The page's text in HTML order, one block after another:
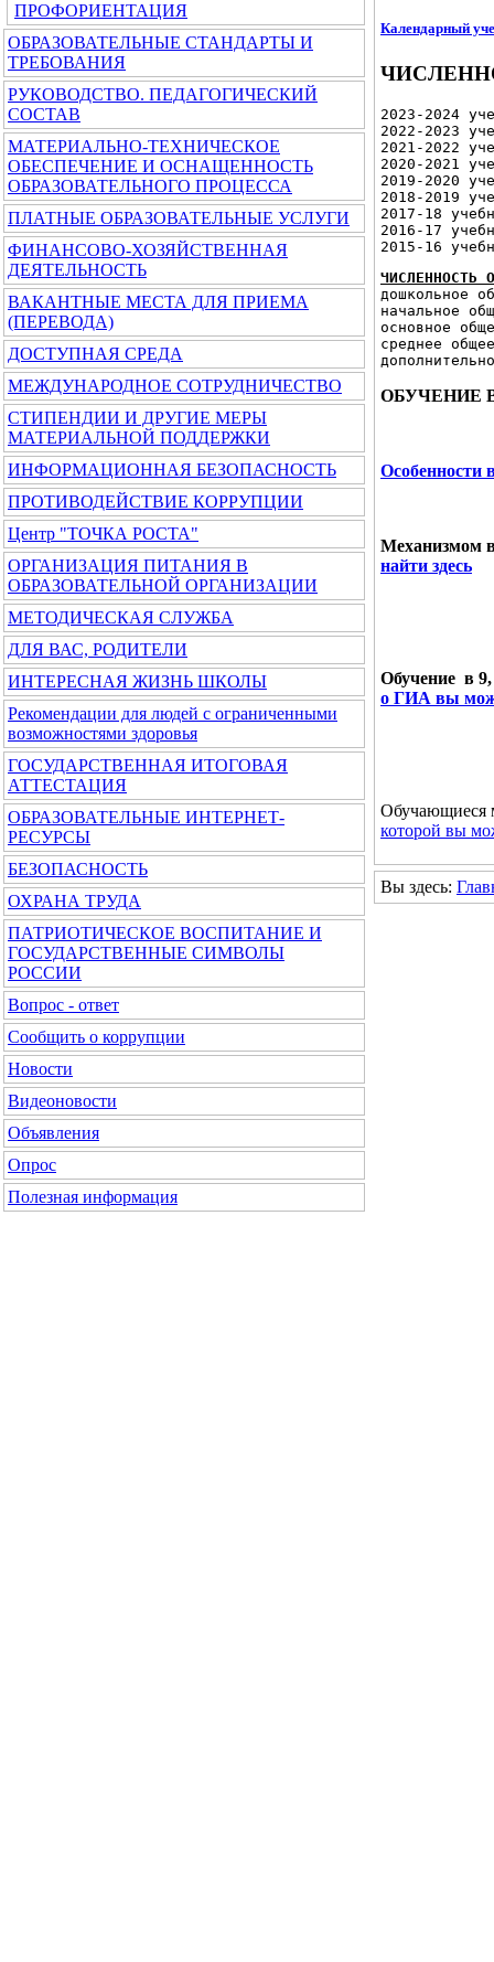
ПРОФОРИЕНТАЦИЯ
ОБРАЗОВАТЕЛЬНЫЕ СТАНДАРТЫ И
ТРЕБОВАНИЯ
РУКОВОДСТВО. ПЕДАГОГИЧЕСКИЙ
СОСТАВ
МАТЕРИАЛЬНО-ТЕХНИЧЕСКОЕ
ОБЕСПЕЧЕНИЕ И ОСНАЩЕННОСТЬ
ОБРАЗОВАТЕЛЬНОГО ПРОЦЕССА
ПЛАТНЫЕ ОБРАЗОВАТЕЛЬНЫЕ УСЛУГИ
ФИНАНСОВО-ХОЗЯЙСТВЕННАЯ
ДЕЯТЕЛЬНОСТЬ
ВАКАНТНЫЕ МЕСТА ДЛЯ ПРИЕМА
(ПЕРЕВОДА)
ДОСТУПНАЯ СРЕДА
МЕЖДУНАРОДНОЕ СОТРУДНИЧЕСТВО
СТИПЕНДИИ И ДРУГИЕ МЕРЫ
МАТЕРИАЛЬНОЙ ПОДДЕРЖКИ
ИНФОРМАЦИОННАЯ БЕЗОПАСНОСТЬ
ПРОТИВОДЕЙСТВИЕ КОРРУПЦИИ
Центр "ТОЧКА РОСТА"
ОРГАНИЗАЦИЯ ПИТАНИЯ В
ОБРАЗОВАТЕЛЬНОЙ ОРГАНИЗАЦИИ
МЕТОДИЧЕСКАЯ СЛУЖБА
ДЛЯ ВАС, РОДИТЕЛИ
ИНТЕРЕСНАЯ ЖИЗНЬ ШКОЛЫ
Рекомендации для людей с ограниченными
возможностями здоровья
ГОСУДАРСТВЕННАЯ ИТОГОВАЯ
АТТЕСТАЦИЯ
ОБРАЗОВАТЕЛЬНЫЕ ИНТЕРНЕТ-
РЕСУРСЫ
БЕЗОПАСНОСТЬ
ОХРАНА ТРУДА
ПАТРИОТИЧЕСКОЕ ВОСПИТАНИЕ И
ГОСУДАРСТВЕННЫЕ СИМВОЛЫ
РОССИИ
Вопрос - ответ
Сообщить о коррупции
Новости
Видеоновости
Объявления
Опрос
Полезная информация
Календарный
2023-2024
2022-2023
2021-2022
2020-2021
2019-2020
2018-2019
2017-18
2016-17
2015-16
ЧИСЛЕННОСТЬ
дошкольное
начальное
основное
среднее
ОБУЧЕНИЕ
Особенности
Механизмом
найти здесь
Обучение в 9,
о ГИА вы
Обучающиеся
которой вы
Вы здесь: